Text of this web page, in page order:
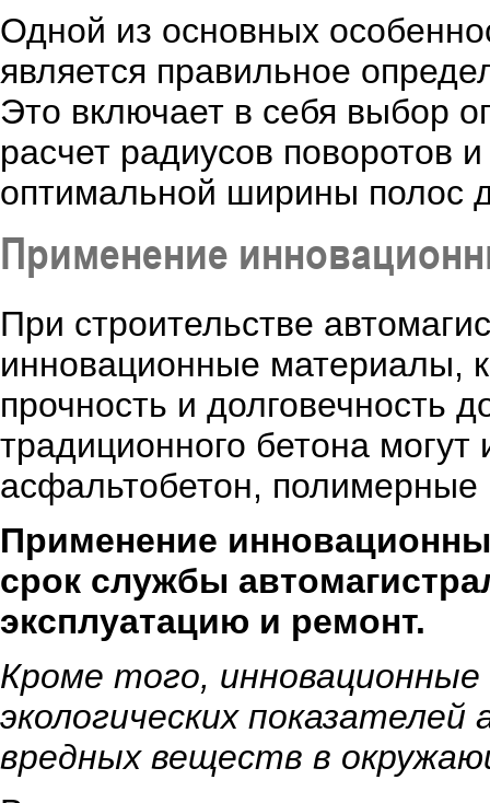
Одной из основных
является правильное
Это включает в себя выбор
расчет радиусов поворотов
оптимальной ширины полос
Применение
При строительстве
инновационные материалы,
прочность и долговечность
традиционного бетона
асфальтобетон, полимерные
Применение
срок службы
эксплуатацию и ремонт.
Кроме того,
экологических
вредных веществ в